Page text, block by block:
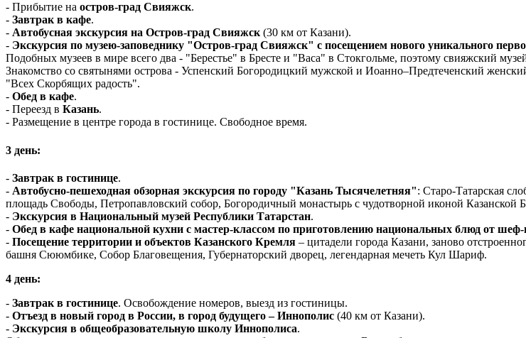
- Прибытие на остров-град Свияжск.
- Завтрак в кафе.
- Автобусная экскурсия на Остров-град Свияжск (30 км от Казани).
- Экскурсия по музею-заповеднику "Остров-град Свияжск" с посещением нового уникального
Подобных музеев в мире всего два - "Берестье" в Бресте и "Васа" в Стокгольме, поэтому свияжский
Знакомство со святынями острова - Успенский Богородицкий мужской и Иоанно–Предтеченский
"Всех Скорбящих радость".
- Обед в кафе.
- Переезд в Казань.
- Размещение в центре города в гостинице. Свободное время.
3 день:
- Завтрак в гостинице.
- Автобусно-пешеходная обзорная экскурсия по городу "Казань Тысячелетняя": Старо-Татарская
площадь Свободы, Петропавловский собор, Богородичный монастырь с чудотворной иконой Казанской
- Экскурсия в Национальный музей Республики Татарстан.
- Обед в кафе национальной кухни с мастер-классом по приготовлению национальных блюд от шеф-
- Посещение территории и объектов Казанского Кремля – цитадели города Казани, заново
башня Сююмбике, Собор Благовещения, Губернаторский дворец, легендарная мечеть Кул Шариф.
4 день:
- Завтрак в гостинице. Освобождение номеров, выезд из гостиницы.
- Отъезд в новый город в России, в город будущего – Иннополис (40 км от Казани).
- Экскурсия в общеобразовательную школу Иннополиса.